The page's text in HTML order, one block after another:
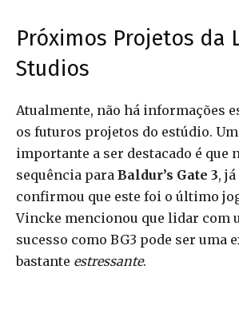
Próximos Projetos da
Studios
Atualmente, não há informações
os futuros projetos do estúdio.
importante a ser destacado é que
sequência para Baldur’s Gate 3,
confirmou que este foi o último
Vincke mencionou que lidar com
sucesso como BG3 pode ser uma
bastante estressante.